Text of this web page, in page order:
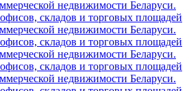
недвижимости Беларуси.
складов и торговых площадей
недвижимости Беларуси.
складов и торговых площадей
недвижимости Беларуси.
складов и торговых площадей
недвижимости Беларуси.